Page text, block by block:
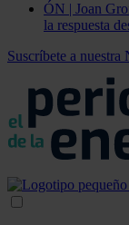
ÓN | Joan
la respuesta
Suscríbete a nuestra